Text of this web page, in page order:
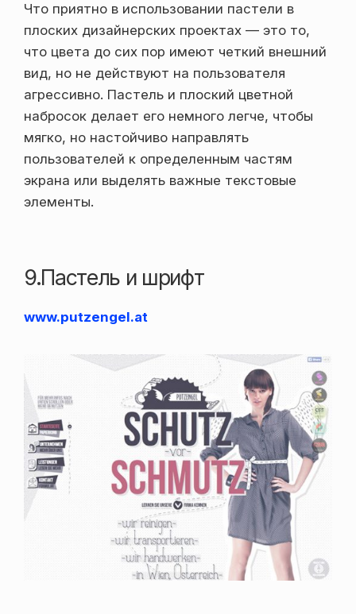
Что приятно в использовании пастели в
плоских дизайнерских проектах — это то,
что цвета до сих пор имеют четкий внешний
вид, но не действуют на пользователя
агрессивно. Пастель и плоский цветной
набросок делает его немного легче, чтобы
мягко, но настойчиво направлять
пользователей к определенным частям
экрана или выделять важные текстовые
элементы.
9.Пастель и шрифт
www.putzengel.at